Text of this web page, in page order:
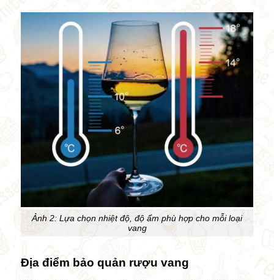
Ảnh 2: Lựa chọn nhiệt độ, độ ẩm phù hợp cho mỗi loại
vang
Địa điểm bảo quản rượu vang